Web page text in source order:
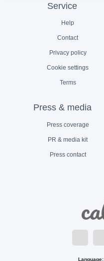
Service
Help
Contact
Privacy policy
Cookie settings
Terms
Press & media
Press coverage
PR & media kit
Press contact
Language: